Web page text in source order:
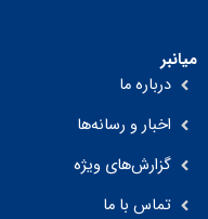
میانبر
درباره ما
اخبار و رسانه‌ها
گزارش‌های ویژه
تماس با ما